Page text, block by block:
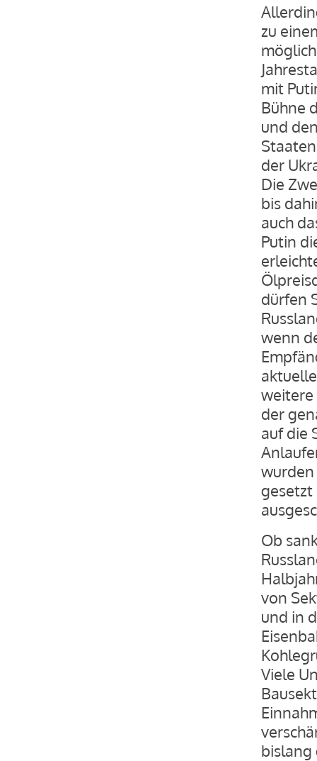
zu
mit
Bühne
und
der
Die
bis
auch
Putin
dürfen
wenn
weitere
der
auf die
wurden
gesetzt
Ob
von
und in
Viele
bislang